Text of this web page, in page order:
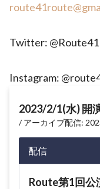
Twitter:
Instagram:
2023/2/1(水) 開
アーカイブ配信:
配信
Route第1回公